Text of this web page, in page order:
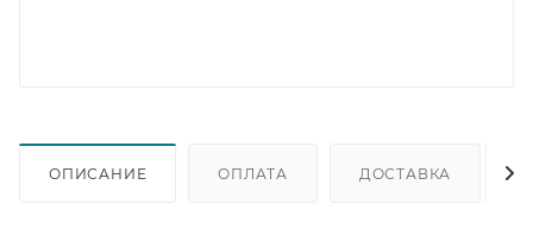
ОПИСАНИЕ ОПЛАТА ДОСТАВКА